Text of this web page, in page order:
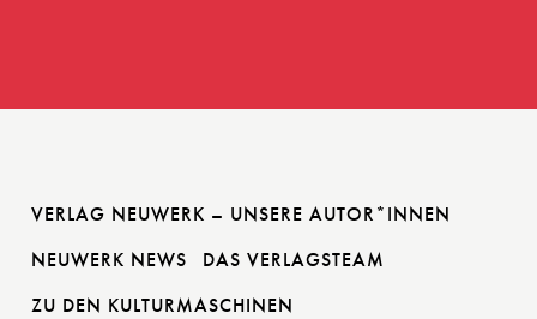
VERLAG NEUWERK – UNSERE AUTOR*INNEN
NEUWERK NEWS
DAS VERLAGSTEAM
ZU DEN KULTURMASCHINEN